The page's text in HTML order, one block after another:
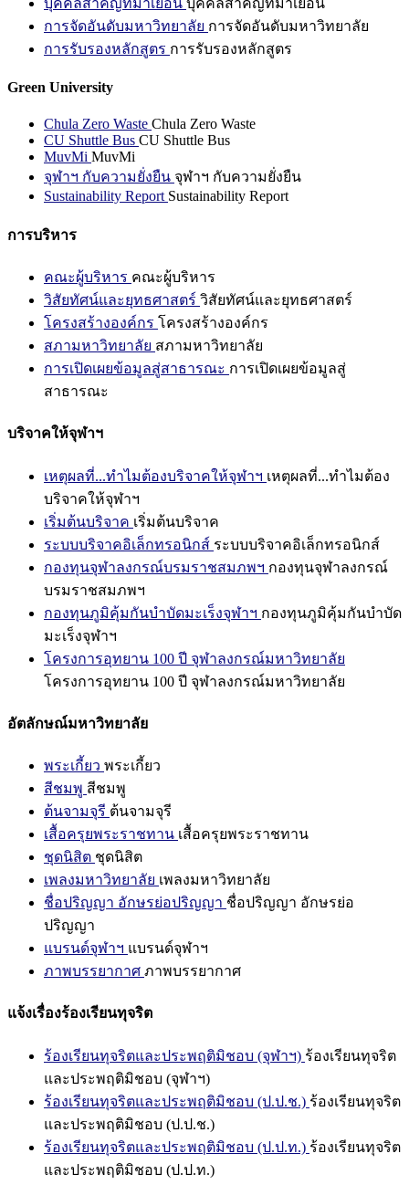
บุคคลสำคัญที่มาเยือน บุคคลสำคัญที่มาเยือน
การจัดอันดับมหาวิทยาลัย การจัดอันดับมหาวิทยาลัย
การรับรองหลักสูตร การรับรองหลักสูตร
Green University
Chula Zero Waste Chula Zero Waste
CU Shuttle Bus CU Shuttle Bus
MuvMi MuvMi
จุฬาฯ กับความยั่งยืน จุฬาฯ กับความยั่งยืน
Sustainability Report Sustainability Report
การบริหาร
คณะผู้บริหาร คณะผู้บริหาร
วิสัยทัศน์และยุทธศาสตร์ วิสัยทัศน์และยุทธศาสตร์
โครงสร้างองค์กร โครงสร้างองค์กร
สภามหาวิทยาลัย สภามหาวิทยาลัย
การเปิดเผยข้อมูลสู่สาธารณะ การเปิดเผยข้อมูลสู่
สาธารณะ
บริจาคให้จุฬาฯ
เหตุผลที่...ทำไมต้องบริจาคให้จุฬาฯ เหตุผลที่...ทำไมต้อง
บริจาคให้จุฬาฯ
เริ่มต้นบริจาค เริ่มต้นบริจาค
ระบบบริจาคอิเล็กทรอนิกส์ ระบบบริจาคอิเล็กทรอนิกส์
กองทุนจุฬาลงกรณ์บรมราชสมภพฯ กองทุนจุฬาลงกรณ์
บรมราชสมภพฯ
กองทุนภูมิคุ้มกันบำบัดมะเร็งจุฬาฯ กองทุนภูมิคุ้มกันบำบัด
มะเร็งจุฬาฯ
โครงการอุทยาน 100 ปี จุฬาลงกรณ์มหาวิทยาลัย
โครงการอุทยาน 100 ปี จุฬาลงกรณ์มหาวิทยาลัย
อัตลักษณ์มหาวิทยาลัย
พระเกี้ยว พระเกี้ยว
สีชมพู สีชมพู
ต้นจามจุรี ต้นจามจุรี
เสื้อครุยพระราชทาน เสื้อครุยพระราชทาน
ชุดนิสิต ชุดนิสิต
เพลงมหาวิทยาลัย เพลงมหาวิทยาลัย
ชื่อปริญญา อักษรย่อปริญญา ชื่อปริญญา อักษรย่อ
ปริญญา
แบรนด์จุฬาฯ แบรนด์จุฬาฯ
ภาพบรรยากาศ ภาพบรรยากาศ
แจ้งเรื่องร้องเรียนทุจริต
ร้องเรียนทุจริตและประพฤติมิชอบ (จุฬาฯ) ร้องเรียนทุจริต
และประพฤติมิชอบ (จุฬาฯ)
ร้องเรียนทุจริตและประพฤติมิชอบ (ป.ป.ช.) ร้องเรียนทุจริต
และประพฤติมิชอบ (ป.ป.ช.)
ร้องเรียนทุจริตและประพฤติมิชอบ (ป.ป.ท.) ร้องเรียนทุจริต
และประพฤติมิชอบ (ป.ป.ท.)